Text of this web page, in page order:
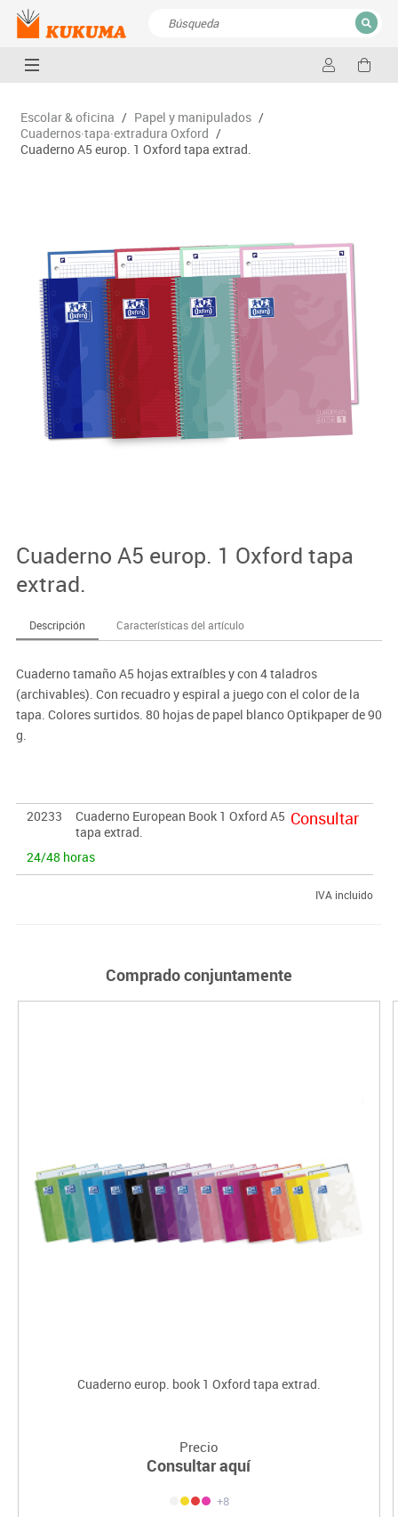
CERRAR
Escolar & oficina / Papel y manipulados /
Cuadernos·tapa·extradura Oxford /
Cuaderno A5 europ. 1 Oxford tapa extrad.
Cuaderno A5 europ. 1 Oxford tapa
extrad.
Descripción Características del artículo
Cuaderno tamaño A5 hojas extraíbles y con 4 taladros
(archivables). Con recuadro y espiral a juego con el color de la
tapa. Colores surtidos. 80 hojas de papel blanco Optikpaper de 90
g.
20233
Cuaderno European Book 1 Oxford A5
tapa extrad.
24/48 horas
Consultar
IVA incluido
Comprado conjuntamente
Cuaderno europ. book 1 Oxford tapa extrad.
Precio
Consultar aquí
+8